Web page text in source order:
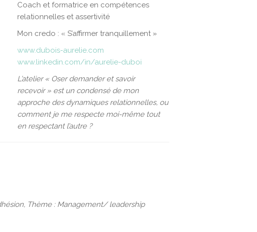
Coach et formatrice en compétences
relationnelles et assertivité
Mon credo : « S’affirmer tranquillement »
www.dubois-aurelie.com
www.linkedin.com/in/aurelie-duboi
L’atelier « Oser demander et savoir
recevoir » est un condensé de mon
approche des dynamiques relationnelles, ou
comment je me respecte moi-même tout
en respectant l’autre ?
Thème : Management/ leadership